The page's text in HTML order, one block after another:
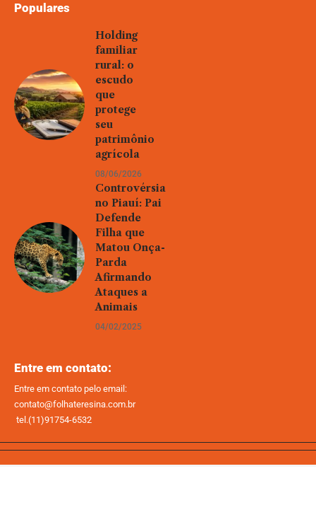
Populares
Holding
familiar
rural: o
escudo
que
protege
seu
patrimônio
agrícola
08/06/2026
Controvérsia
no Piauí: Pai
Defende
Filha que
Matou Onça-
Parda
Afirmando
Ataques a
Animais
04/02/2025
Entre em contato:
Entre em contato pelo email:
contato@folhateresina.com.br
tel.(11)91754-6532